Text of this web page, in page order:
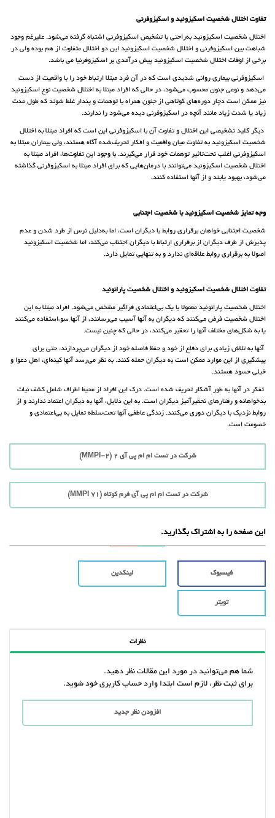
تفاوت اختلال شخصیت اسکیزوئید و اسکیزوفرنی
اختلال شخصیت اسکیزوئید به‌راحتی با تشخیص اسکیزوفرنی اشتباه گرفته می‌شود. علیرغم وجود
شباهت بین اسکیزوفرنی و اختلال شخصیت اسکیزوئید این دو اختلال متفاوت از هم بوده ولی در
برخی از اوقات اختلال شخصیت اسکیزوئید پیش درآمدی بر اسکیزوفرنیا می باشد.
اسکیزوفرنی بیماری روانی شدیدی است که در آن فرد مبتلا ارتباط خود را با واقعیت از دست
می‌دهد و نوعی جنون محسوب می‌شود، در حالی که افراد مبتلا به اختلال شخصیت نوع اسکیزوئید
نیز ممکن است دچار دوره‌های کوتاهی از جنون همراه با توهمات و پندار غلط شوند که طول مدت
زیاد یا شدت زیاد مانند آنچه در اسکیزوفرنی دیده می‌شود را ندارند.
دیگر کلید تشخیصی این اختلال و تفاوت آن با اسکیزوفرنی این است که افراد مبتلا به اختلال
شخصیت اسکیزوئید به تفاوت میان واقعیت و افکار تحریف‌شده آگاه هستند، ولی بیماران مبتلا به
اسکیزوفرنی اغلب تحت‌تاثیر توهمات خود قرار می‌گیرند. با وجود این تفاوت‌ها، افراد مبتلا به
اختلال شخصیت اسکیزوئید می‌توانند با درمان‌هایی که برای افراد مبتلا به اسکیزوفرنی گذاشته
می‌شود، بهبود یابند و از آنها استفاده کنند.
وجه تمایز شخصیت اسکیزوئید با شخصیت اجتنابی
شخصیت اجتنابی خواهان برقراری روابط با دیگران است، اما به‌دلیل ترس از طرد شدن و عدم
پذیرش از طرف دیگران از برقراری ارتباط با دیگران اجتناب می‌کند، اما شخصیت اسکیزوئید
اصولا به برقراری روابط علاقه‌ای ندارد و به تنهایی تمایل دارد.
تفاوت اختلال شخصیت اسکیزوئید و اختلال شخصیت پارانوئید
اختلال شخصیت پارانوئید معمولا با یک بی‌اعتمادی فراگیر مشخص می‌شود. افراد مبتلا به این
اختلال شخصیت فرض می‌کنند که دیگران به آنها آسیب می‌رسانند، از آنها سوء‌استفاده می‌کنند
یا به شکل‌های مختلف آنها را تحقیر می‌کنند، در حالی که چنین نیست.
آنها به تلاش زیادی برای دفاع از خود و حفظ فاصله خود از دیگران می‌پردازند. حتی برای
پیشگیری از این موارد ممکن است به دیگران حمله کنند. به نظر می‌رسد آنها کینه‌ای، اهل دعوا و
خیلی حسود هستند.
تفکر در آنها به طور آشکار تحریف شده است. درک این افراد از محیط اطراف شامل کشف نیات
بدخواهانه و رفتارهای تحقیرآمیز دیگران است. به این دلایل، آنها به دیگران اعتماد ندارند و از
روابط نزدیک با دیگران دوری می‌کنند. زندگی عاطفی آنها تحت‌سلطه تمایل به بی‌اعتمادی و
خصومت است.
شرکت در تست ام ام پی آی 2 (MMPI-2)
شرکت در تست ام ام پی آی فرم کوتاه (71 MMPI)
این صفحه را به اشتراک بگذارید.
فیسبوک لینکدین
تویتر
نظرات
شما هم می‌توانید در مورد این مقالات نظر دهید.
برای ثبت نظر، لازم است ابتدا وارد حساب کاربری خود شوید.
افزودن نظر جدید